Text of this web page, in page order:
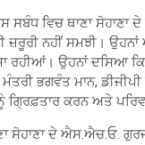
ਸਬੰਧ ਵਿਚ ਥਾਣਾ
ਜ਼ਰੂਰੀ ਨਹੀਂ ਸਮਝੀ।
ਰਹੀਆਂ। ਉਹਨਾਂ ਦਸਿਆ
ਭਗਵੰਤ ਮਾਨ,
ਕਰਨ ਅਤੇ
ਸੋਹਾਣਾ ਦੇ ਐਸ.ਐਚ.ਓ.